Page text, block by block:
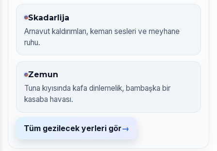
Skadarlija
Arnavut kaldırımları, keman sesleri ve meyhane
ruhu.
Zemun
Tuna kıyısında kafa dinlemelik, bambaşka bir
kasaba havası.
Tüm gezilecek yerleri gör